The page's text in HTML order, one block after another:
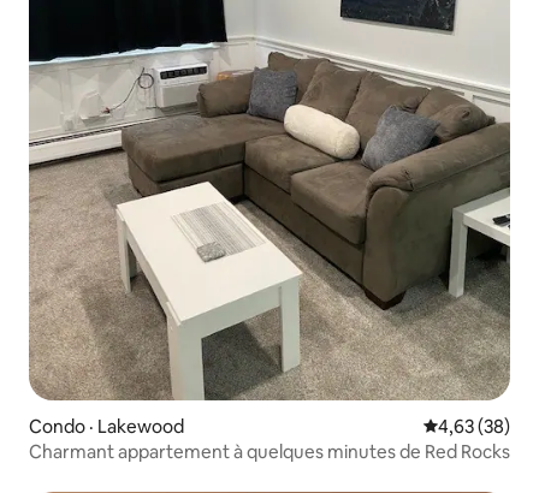
Condo · Lakewood Note
4,63 (38)
Charmant appartement à quelques minutes de Red Rocks